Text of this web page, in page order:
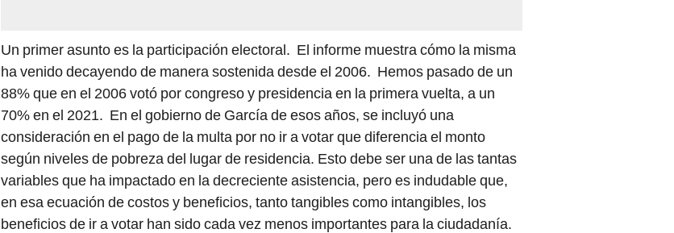
Un primer asunto es la participación electoral. El informe muestra cómo la misma
ha venido decayendo de manera sostenida desde el 2006. Hemos pasado de un
88% que en el 2006 votó por congreso y presidencia en la primera vuelta, a un
70% en el 2021. En el gobierno de García de esos años, se incluyó una
consideración en el pago de la multa por no ir a votar que diferencia el monto
según niveles de pobreza del lugar de residencia. Esto debe ser una de las tantas
variables que ha impactado en la decreciente asistencia, pero es indudable que,
en esa ecuación de costos y beneficios, tanto tangibles como intangibles, los
beneficios de ir a votar han sido cada vez menos importantes para la ciudadanía.